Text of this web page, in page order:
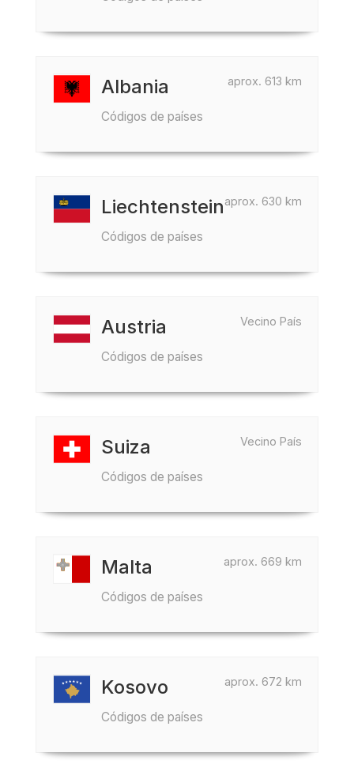
aprox. 613 km
Albania
Códigos de países
aprox. 630 km
Liechtenstein
Códigos de países
Vecino País
Austria
Códigos de países
Vecino País
Suiza
Códigos de países
aprox. 669 km
Malta
Códigos de países
aprox. 672 km
Kosovo
Códigos de países